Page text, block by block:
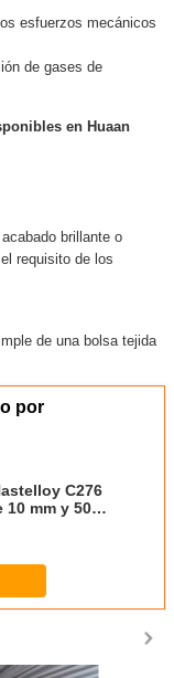
esfuerzos mecánicos
de gases de
en Huaan
brillante o
requisito de los
de una bolsa tejida
por
C276
mm y 500